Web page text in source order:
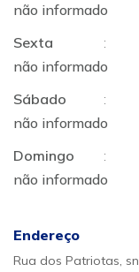
não informado
Sexta
:
não informado
Sábado
:
não informado
Domingo
:
não informado
Endereço
Rua dos Patriotas, sn